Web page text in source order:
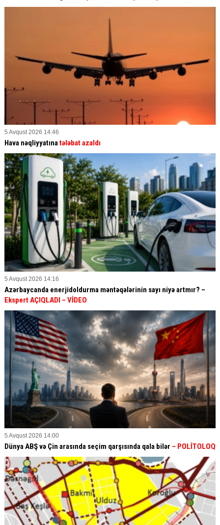
5 Avqust 2026 14:46
Hava nəqliyyatınatələbat azaldı
5 Avqust 2026 14:16
Azərbaycanda enerjidoldurma məntəqələrinin sayı niyə artmır? –
Ekspert AÇIQLADI – VİDEO
5 Avqust 2026 14:00
Dünya ABŞ və Çin arasında seçim qarşısında qala bilər – POLİTOLOQ